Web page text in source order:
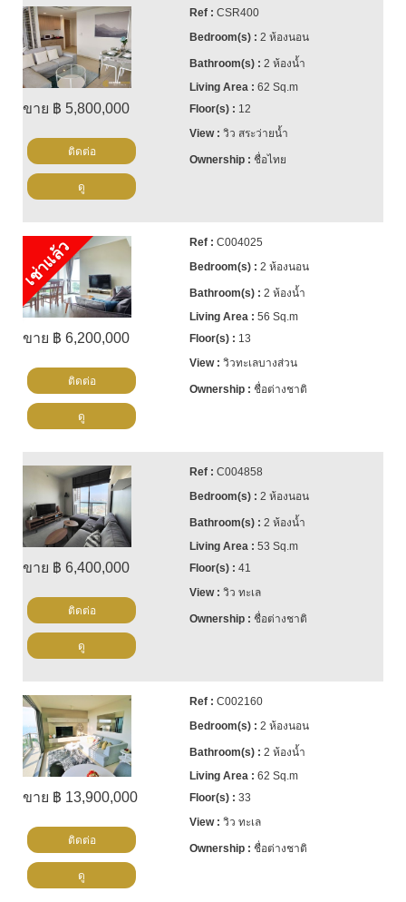
ขาย ฿ 5,800,000
CSR400
2 ห้องนอน
2 ห้องน้ำ
62 Sq.m
12
วิว สระว่ายน้ำ
ชื่อไทย
ติดต่อ
ดู
เช่าแล้ว
ขาย ฿ 6,200,000
C004025
2 ห้องนอน
2 ห้องน้ำ
56 Sq.m
13
วิวทะเลบางส่วน
ชื่อต่างชาติ
ติดต่อ
ดู
ขาย ฿ 6,400,000
C004858
2 ห้องนอน
2 ห้องน้ำ
53 Sq.m
41
วิว ทะเล
ชื่อต่างชาติ
ติดต่อ
ดู
ขาย ฿ 13,900,000
C002160
2 ห้องนอน
2 ห้องน้ำ
62 Sq.m
33
วิว ทะเล
ชื่อต่างชาติ
ติดต่อ
ดู